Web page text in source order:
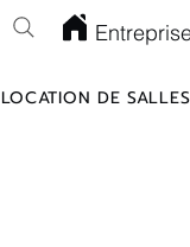
LOCATION DE SALLES